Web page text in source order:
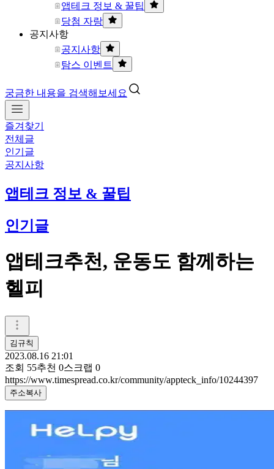
앱테크 정보 & 꿀팁
당첨 자랑
공지사항
공지사항
탐스 이벤트
궁금한 내용을 검색해보세요
즐겨찾기
전체글
인기글
공지사항
앱테크 정보 & 꿀팁
인기글
앱테크추천, 운동도 함께하는
헬피
김규칙
2023.08.16 21:01
조회 55추천 0스크랩 0
https://www.timespread.co.kr/community/appteck_info/10244397
주소복사